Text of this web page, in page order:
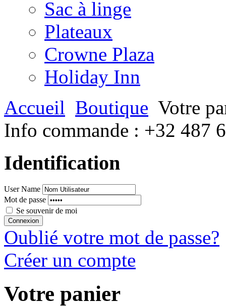
Sac à linge
Plateaux
Crowne Plaza
Holiday Inn
Accueil Boutique Votre
Info commande : +32 487
Identification
User Name
Mot de passe
Se souvenir de moi
Oublié votre mot de passe?
Créer un compte
Votre panier